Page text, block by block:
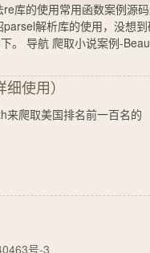
库的使用常用函数案例源
解析库的使用，没想
。 导航 爬取小说案例-
使用）
来爬取美国排名前一百名的
号-3